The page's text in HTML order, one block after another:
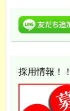
採用情報！！